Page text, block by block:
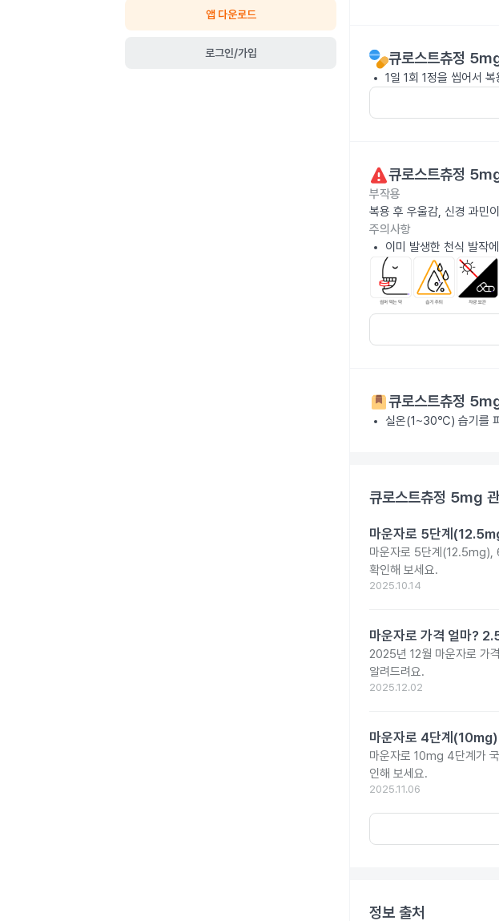
앱 다운로드
로그인/가입 큐로스트츄정
1일 1회 1정을 씹어서
큐로스트츄정
부작용
복용 후 우울감, 신경 과민
주의사항
이미 발생한 천식 발작
큐로스트츄정
실온(1~30℃) 습기를
큐로스트츄정 5mg
마운자로 5단계
마운자로 5단계(12.5mg),
확인해 보세요.
2025.10.14
마운자로 가격 얼마?
2025년 12월 마운자로 가
알려드려요.
2025.12.02
마운자로 4단계(10mg)
마운자로 10mg 4단계가
인해 보세요.
2025.11.06
정보 출처